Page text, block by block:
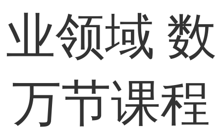
业领域 数
万节课程